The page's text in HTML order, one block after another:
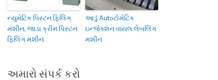
ન્યુમેટિક પિસ્ટન ફિલિંગ
મશીન, જાડા ક્રીમ પિસ્ટન
ફિલિંગ મશીન
આડું Autoટોમેટિક
ઇન્જેક્શન વાયલ લેબલિંગ
મશીન
અમારો સંપર્ક કરો